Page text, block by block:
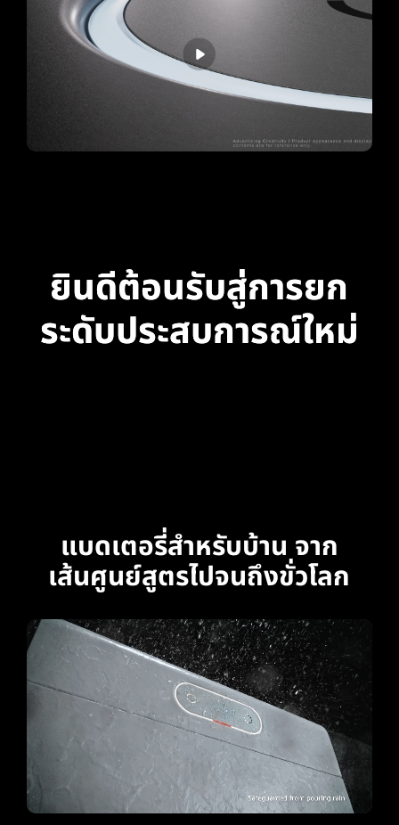
ยินดีต้อนรับสู่การยก
ระดับประสบการณ์ใหม่
แบดเตอรี่สำหรับบ้าน จาก
เส้นศูนย์สูตรไปจนถึงขั่วโลก